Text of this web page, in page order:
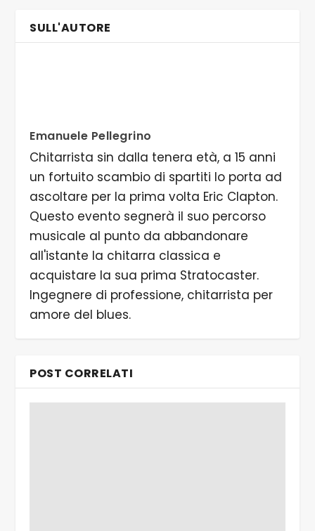
SULL'AUTORE
Emanuele Pellegrino
Chitarrista sin dalla tenera età, a 15 anni
un fortuito scambio di spartiti lo porta ad
ascoltare per la prima volta Eric Clapton.
Questo evento segnerà il suo percorso
musicale al punto da abbandonare
all'istante la chitarra classica e
acquistare la sua prima Stratocaster.
Ingegnere di professione, chitarrista per
amore del blues.
POST CORRELATI